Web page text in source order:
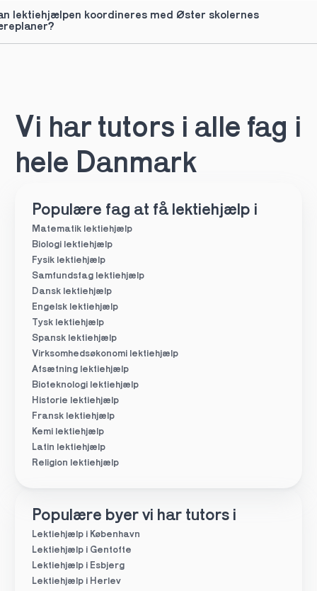
lektiehjælpen koordineres med Øster skolernes
Vi har tutors i alle fag i
hele Danmark
Populære fag at få lektiehjælp i
Matematik lektiehjælp
Biologi lektiehjælp
Fysik lektiehjælp
Samfundsfag lektiehjælp
Dansk lektiehjælp
Engelsk lektiehjælp
Tysk lektiehjælp
Spansk lektiehjælp
Virksomhedsøkonomi lektiehjælp
Afsætning lektiehjælp
Bioteknologi lektiehjælp
Historie lektiehjælp
Fransk lektiehjælp
Kemi lektiehjælp
Latin lektiehjælp
Religion lektiehjælp
Populære byer vi har tutors i
Lektiehjælp i København
Lektiehjælp i Gentofte
Lektiehjælp i Esbjerg
Lektiehjælp i Herlev